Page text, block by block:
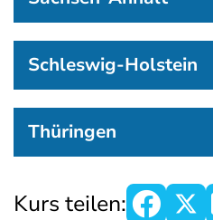
Schleswig-Holstein
Thüringen
Kurs teilen: